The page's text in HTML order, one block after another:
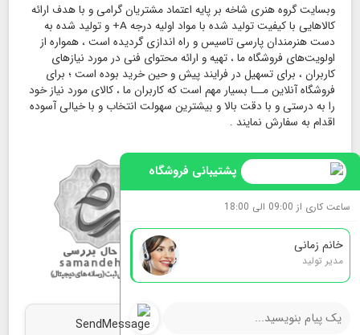
پشتیبانی فروشگاه
ساعت کاری از 09:00 الی 18:00
خانم زمانی
مدیر تولید
وبسایت گروه هنری شاخه بر پایه اعتماد مشتریان گرامی و با هدف ارائه
کالاهایی با کیفیت تولید شده با مواد اولیه درجه A+ و تولید شده به
دست هنرمندان پارسی تاسیس و راه اندازی گردیده است ، همواره از
اولویت‌های فروشگاه ما ، تهیه و ارائه محتوای فنی در مورد نیازهای
کاربران ، برای تسهیل در فرایند پیش و حین خرید بوده است ؛ برای
فروشگاه آنلاین مــا بسیار مهم است که کاربران ما ، کالای مورد نیاز خود
را به درستی و با دقت بالا و بیشترین سهولت انتخاب و با خیالی آسوده
اقدام به سفارش نمایند .
ما را روی نقشه بیابید